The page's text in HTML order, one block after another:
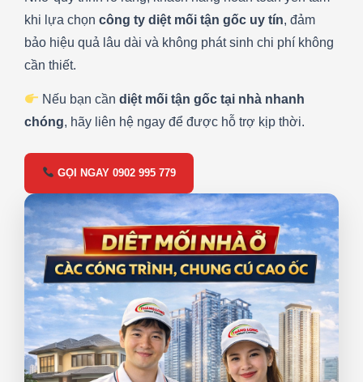
khi lựa chọn công ty diệt mối tận gốc uy tín, đảm
bảo hiệu quả lâu dài và không phát sinh chi phí không
cần thiết.
Nếu bạn cần diệt mối tận gốc tại nhà nhanh
chóng, hãy liên hệ ngay để được hỗ trợ kịp thời.
GỌI NGAY 0902 995 779